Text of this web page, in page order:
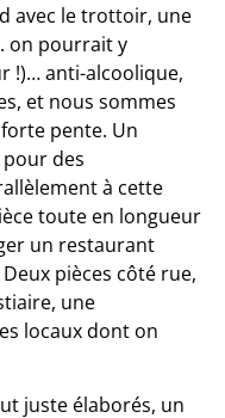
avec le trottoir, une
on pourrait y
!)… anti-alcoolique,
et nous sommes
pente. Un
pour des
à cette
toute en longueur
un restaurant
pièces côté rue,
une
locaux dont on
juste élaborés, un